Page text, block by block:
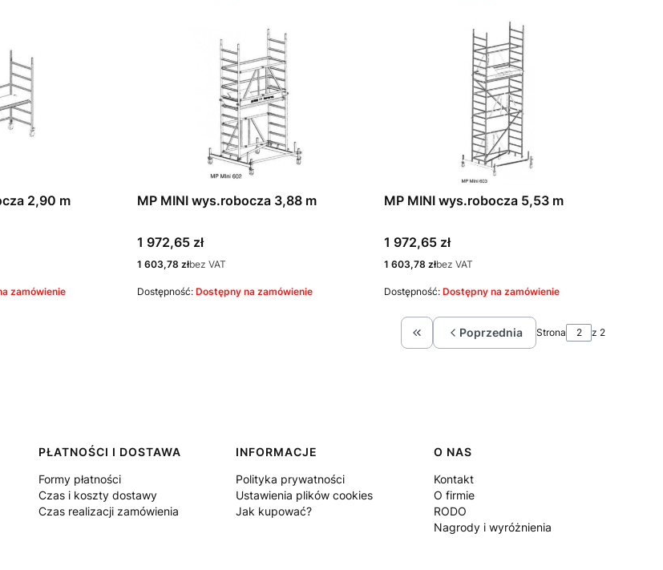
2,90 m
zamówienie
MP MINI wys.robocza 3,88 m
Cena
1 972,65 zł
Cena
1 603,78 złbez VAT
Dostępność: Dostępny na zamówienie
MP MINI wys.robocza 5,53 m
Cena
1 972,65 zł
Cena
1 603,78 złbez VAT
Dostępność: Dostępny na zamówienie
Wróć do pierwszej strony z produktami
Poprzednia Strona z 2
PŁATNOŚCI I DOSTAWA
Formy płatności
Czas i koszty dostawy
Czas realizacji zamówienia
INFORMACJE
Polityka prywatności
Ustawienia plików cookies
Jak kupować?
O NAS
Kontakt
O firmie
RODO
Nagrody i wyróżnienia